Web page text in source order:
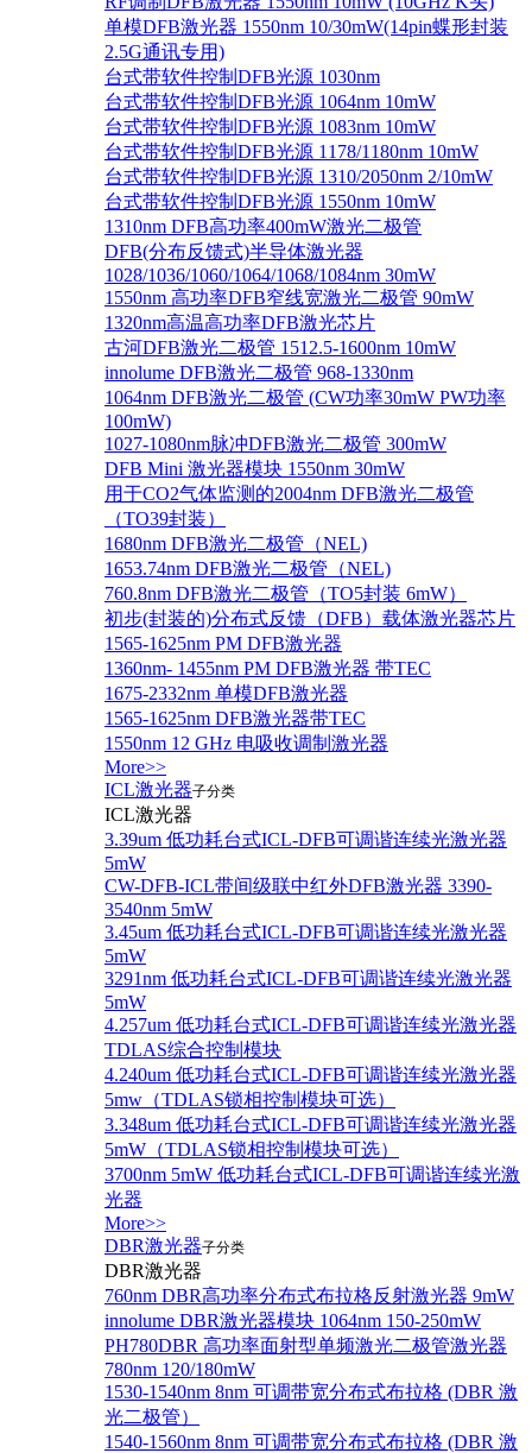
单模DFB激光器 1550nm 10/30mW(14pin蝶形封装
2.5G通讯专用)
台式带软件控制DFB光源 1030nm
台式带软件控制DFB光源 1064nm 10mW
台式带软件控制DFB光源 1083nm 10mW
台式带软件控制DFB光源 1178/1180nm 10mW
台式带软件控制DFB光源 1310/2050nm 2/10mW
台式带软件控制DFB光源 1550nm 10mW
1310nm DFB高功率400mW激光二极管
DFB(分布反馈式)半导体激光器
1028/1036/1060/1064/1068/1084nm 30mW
1550nm 高功率DFB窄线宽激光二极管 90mW
1320nm高温高功率DFB激光芯片
古河DFB激光二极管 1512.5-1600nm 10mW
innolume DFB激光二极管 968-1330nm
1064nm DFB激光二极管 (CW功率30mW PW功率
100mW)
1027-1080nm脉冲DFB激光二极管 300mW
DFB Mini 激光器模块 1550nm 30mW
用于CO2气体监测的2004nm DFB激光二极管
（TO39封装）
1680nm DFB激光二极管（NEL)
1653.74nm DFB激光二极管（NEL)
760.8nm DFB激光二极管（TO5封装 6mW）
初步(封装的)分布式反馈（DFB）载体激光器芯片
1565-1625nm PM DFB激光器
1360nm- 1455nm PM DFB激光器 带TEC
1675-2332nm 单模DFB激光器
1565-1625nm DFB激光器带TEC
1550nm 12 GHz 电吸收调制激光器
More>>
ICL激光器子分类
ICL激光器
3.39um 低功耗台式ICL-DFB可调谐连续光激光器
5mW
CW-DFB-ICL带间级联中红外DFB激光器 3390-
3540nm 5mW
3.45um 低功耗台式ICL-DFB可调谐连续光激光器
5mW
3291nm 低功耗台式ICL-DFB可调谐连续光激光器
5mW
4.257um 低功耗台式ICL-DFB可调谐连续光激光器
TDLAS综合控制模块
4.240um 低功耗台式ICL-DFB可调谐连续光激光器
5mw（TDLAS锁相控制模块可选）
3.348um 低功耗台式ICL-DFB可调谐连续光激光器
5mW（TDLAS锁相控制模块可选）
3700nm 5mW 低功耗台式ICL-DFB可调谐连续光激
光器
More>>
DBR激光器子分类
DBR激光器
760nm DBR高功率分布式布拉格反射激光器 9mW
innolume DBR激光器模块 1064nm 150-250mW
PH780DBR 高功率面射型单频激光二极管激光器
780nm 120/180mW
1530-1540nm 8nm 可调带宽分布式布拉格 (DBR 激
光二极管）
1540-1560nm 8nm 可调带宽分布式布拉格 (DBR 激